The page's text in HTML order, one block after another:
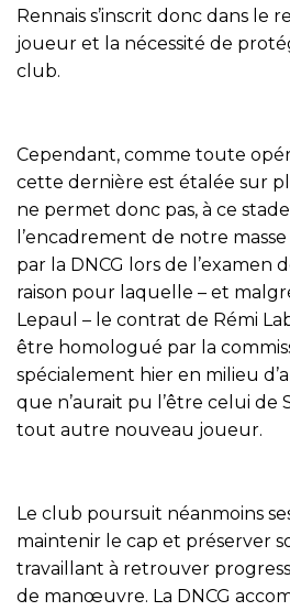
Rennais s’inscrit donc dans le
joueur et la nécessité de
club.
Cependant, comme toute
cette dernière est étalée sur
ne permet donc pas, à ce
l’encadrement de notre
par la DNCG lors de l’examen
raison pour laquelle – et
Lepaul – le contrat de Rémi
être homologué par la
spécialement hier en milieu
que n’aurait pu l’être celui de
tout autre nouveau joueur.
Le club poursuit néanmoins
maintenir le cap et préserver
travaillant à retrouver
de manœuvre. La DNCG